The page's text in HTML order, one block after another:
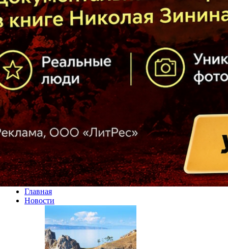
Главная
Новости